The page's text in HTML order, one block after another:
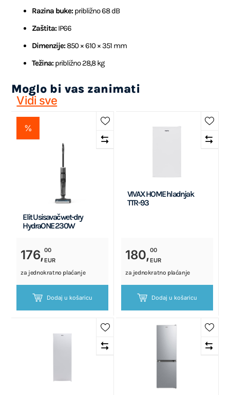
Razina buke:približno 68 dB
Zaštita:IP66
Dimenzije:850 × 610 × 351 mm
Težina:približno 28,8 kg
Moglo bi vas zanimati
Vidi sve
%
Elit Usisavač wet-dry
HydraONE 230W
176,00
EUR
za jednokratno plaćanje
Dodaj u košaricu
VIVAX HOME hladnjak
TTR-93
180,00
EUR
za jednokratno plaćanje
Dodaj u košaricu